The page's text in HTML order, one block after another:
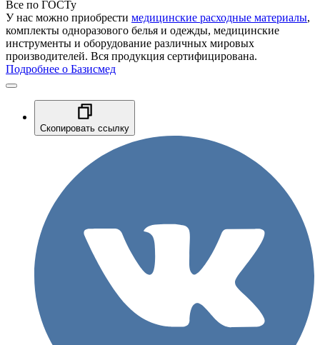
Все по ГОСТу
У нас можно приобрести медицинские расходные материалы,
комплекты одноразового белья и одежды, медицинские
инструменты и оборудование различных мировых
производителей. Вся продукция сертифицирована.
Подробнее о Базисмед
Скопировать ссылку